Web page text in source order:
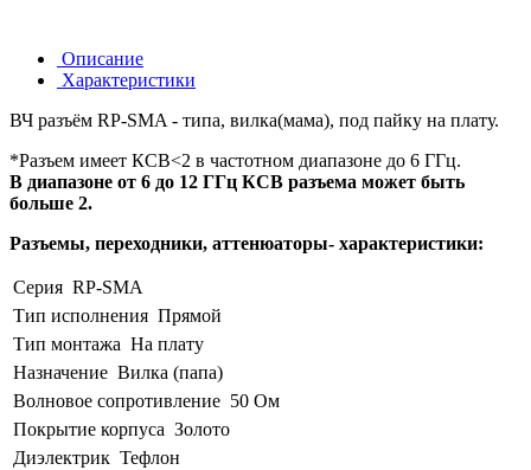
Описание
Характеристики
ВЧ разъём RP-SMA - типа, вилка(мама), под пайку на плату.
*Разъем имеет КСВ<2 в частотном диапазоне до 6 ГГц.
В диапазоне от 6 до 12 ГГц КСВ разъема может быть
больше 2.
Разъемы, переходники, аттенюаторы- характеристики:
Серия RP-SMA
Тип исполнения Прямой
Тип монтажа На плату
Назначение Вилка (папа)
Волновое сопротивление 50 Ом
Покрытие корпуса Золото
Диэлектрик Тефлон